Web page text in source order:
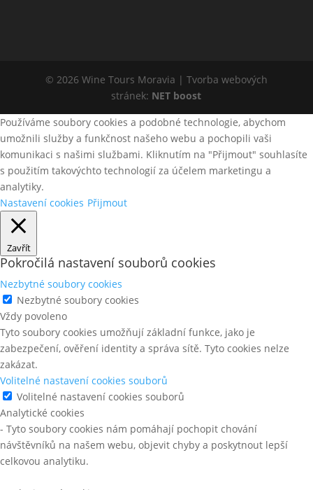
© 2026 Wine Tours Moravia | Tvorba webových
stránek: NET boost
Používáme soubory cookies a podobné technologie, abychom
umožnili služby a funkčnost našeho webu a pochopili vaši
komunikaci s našimi službami. Kliknutím na "Přijmout" souhlasíte
s použitím takovýchto technologií za účelem marketingu a
analytiky.
Nastavení cookies Přijmout
Zavřít
Pokročilá nastavení souborů cookies
Nezbytné soubory cookies
Nezbytné soubory cookies
Vždy povoleno
Tyto soubory cookies umožňují základní funkce, jako je
zabezpečení, ověření identity a správa sítě. Tyto cookies nelze
zakázat.
Volitelné nastavení cookies souborů
Volitelné nastavení cookies souborů
Analytické cookies
- Tyto soubory cookies nám pomáhají pochopit chování
návštěvníků na našem webu, objevit chyby a poskytnout lepší
celkovou analytiku.